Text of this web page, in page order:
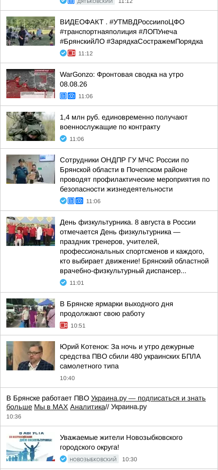
ВИДЕОФАКТ . #УТМВДРоссиипоЦФО
#транспортнаяполиция #ЛОПУнеча
#БрянскийЛО #ЗарядкаСостражемПорядка
11:12
WarGonzo: Фронтовая сводка на утро
08.08.26
11:06
1,4 млн руб. единовременно получают
военнослужащие по контракту
11:06
Сотрудники ОНДПР ГУ МЧС России по
Брянской области в Почепском районе
проводят профилактические мероприятия по
безопасности жизнедеятельности
11:06
День физкультурника. 8 августа в России
отмечается День физкультурника —
праздник тренеров, учителей,
профессиональных спортсменов и каждого,
кто выбирает движение! Брянский областной
врачебно-физкультурный диспансер...
11:01
В Брянске ярмарки выходного дня
продолжают свою работу
10:51
Юрий Котенок: За ночь и утро дежурные
средства ПВО сбили 480 украинских БПЛА
самолетного типа
10:40
В Брянске работает ПВО Украина.ру — подписаться и знать
больше Мы в MAX Аналитика// Украина.ру
10:36
Уважаемые жители Новозыбковского
городского округа!
НОВОЗЫБКОВСКИЙ 10:30